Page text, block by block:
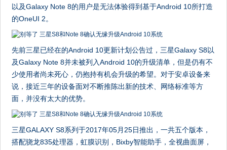
以及Galaxy Note 8的用户是无法体验得到基于Android 10所打造
的OneUI 2。
先前三星已经在的Android 10更新计划公告过，三星Galaxy S8以
及Galaxy Note 8并未被列入Android 10的升级清单，但是仍有不
少使用者尚未死心，仍抱持有机会升级的希望。对于安卓设备来
说，接近三年的设备面对不断推陈出新的技术、网络标准等方
面，并没有太大的优势。
三星GALAXY S8系列于2017年05月25日推出，一共五个版本，
搭配骁龙835处理器，虹膜识别，Bixby智能助手，全视曲面屏，